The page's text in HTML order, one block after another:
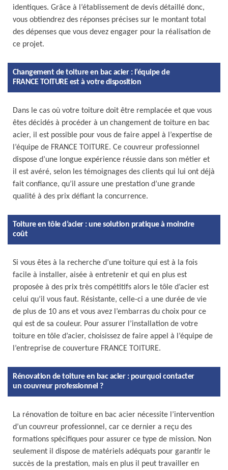
identiques. Grâce à l’établissement de devis détaillé donc,
vous obtiendrez des réponses précises sur le montant total
des dépenses que vous devez engager pour la réalisation de
ce projet.
Changement de toiture en bac acier : l’équipe de
FRANCE TOITURE est à votre disposition
Dans le cas où votre toiture doit être remplacée et que vous
êtes décidés à procéder à un changement de toiture en bac
acier, il est possible pour vous de faire appel à l’expertise de
l’équipe de FRANCE TOITURE. Ce couvreur professionnel
dispose d’une longue expérience réussie dans son métier et
il est avéré, selon les témoignages des clients qui lui ont déjà
fait confiance, qu’il assure une prestation d’une grande
qualité à des prix défiant la concurrence.
Toiture en tôle d’acier : une solution pratique à moindre
coût
Si vous êtes à la recherche d’une toiture qui est à la fois
facile à installer, aisée à entretenir et qui en plus est
proposée à des prix très compétitifs alors le tôle d’acier est
celui qu’il vous faut. Résistante, celle-ci a une durée de vie
de plus de 10 ans et vous avez l’embarras du choix pour ce
qui est de sa couleur. Pour assurer l’installation de votre
toiture en tôle d’acier, choisissez de faire appel à l’équipe de
l’entreprise de couverture FRANCE TOITURE.
Rénovation de toiture en bac acier : pourquoi contacter
un couvreur professionnel ?
La rénovation de toiture en bac acier nécessite l’intervention
d’un couvreur professionnel, car ce dernier a reçu des
formations spécifiques pour assurer ce type de mission. Non
seulement il dispose de matériels adéquats pour garantir le
succès de la prestation, mais en plus il peut travailler en